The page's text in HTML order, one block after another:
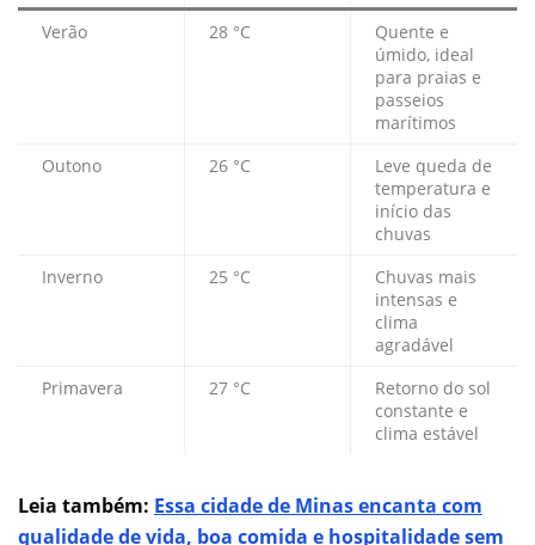
Verão 28 °C
Quente e
úmido, ideal
para praias e
passeios
marítimos
Outono
26 °C
Leve queda de
temperatura e
início das
chuvas
Inverno
25 °C
Chuvas mais
intensas e
clima
agradável
Primavera
27 °C
Retorno do sol
constante e
clima estável
Leia também: Essa cidade de Minas encanta com
qualidade de vida, boa comida e hospitalidade sem